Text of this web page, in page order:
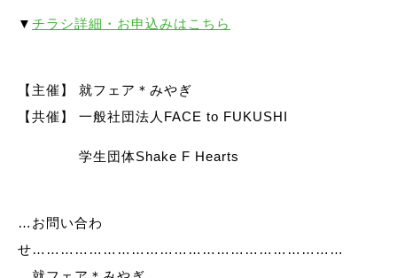
▼ チラシ詳細・お申込みはこちら
【主催】 就フェア＊みやぎ
【共催】 一般社団法人FACE to FUKUSHI
学生団体Shake F Hearts
…お問い合わ
せ…………………………………………………………